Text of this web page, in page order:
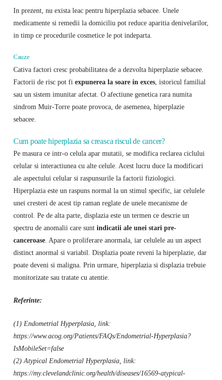
In prezent, nu exista leac pentru hiperplazia sebacee. Unele
medicamente si remedii la domiciliu pot reduce aparitia denivelarilor,
in timp ce procedurile cosmetice le pot indeparta.
Cauze
Cativa factori cresc probabilitatea de a dezvolta hiperplazie sebacee.
Factorii de risc pot fi expunerea la soare in exces, istoricul familial
sau un sistem imunitar afectat. O afectiune genetica rara numita
sindrom Muir-Torre poate provoca, de asemenea, hiperplazie
sebacee.
Cum poate hiperplazia sa creasca riscul de cancer?
Pe masura ce intr-o celula apar mutatii, se modifica reclarea ciclului
celular si interactiunea cu alte celule. Acest lucru duce la modificari
ale aspectului celular si raspunsurile la factorii fiziologici.
Hiperplazia este un raspuns normal la un stimul specific, iar celulele
unei cresteri de acest tip raman reglate de unele mecanisme de
control. Pe de alta parte, displazia este un termen ce descrie un
spectru de anomalii care sunt indicatii ale unei stari pre-
canceroase. Apare o proliferare anormala, iar celulele au un aspect
distinct anormal si variabil. Displazia poate reveni la hiperplazie, dar
poate deveni si maligna. Prin urmare, hiperplazia si displazia trebuie
monitorizate sau tratate cu atentie.
Referinte:
(1) Endometrial Hyperplasia, link:
https://www.acog.org/Patients/FAQs/Endometrial-Hyperplasia?
IsMobileSet=false
(2) Atypical Endometrial Hyperplasia, link:
https://my.clevelandclinic.org/health/diseases/16569-atypical-